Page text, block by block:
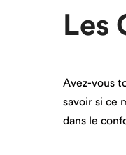
Les
Avez-vous
savoir si ce
dans le